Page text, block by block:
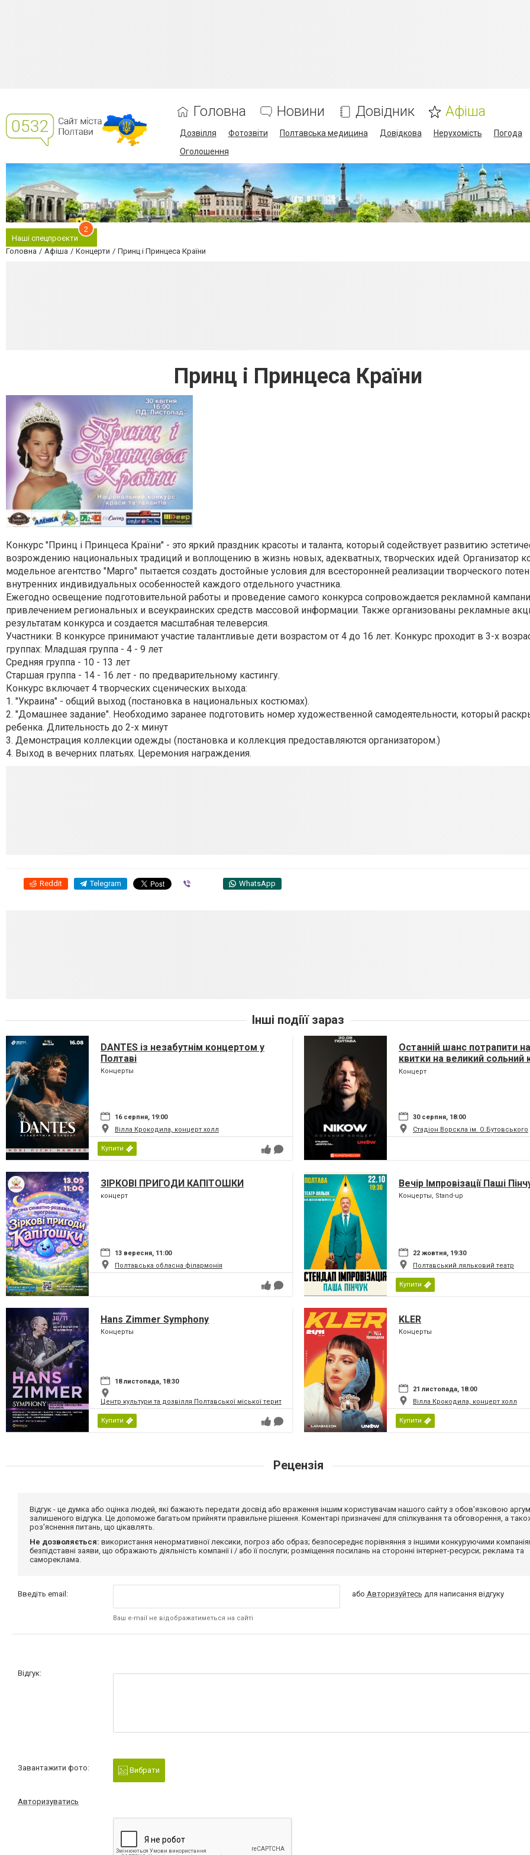
Головна Новини Довідник Афіша
Дозвілля Фотозвіти Полтавська медицина Довідкова Нерухомість Погода
Оголошення
Наші спецпроєкти
2
Головна Афіша Концерти Принц і Принцеса Країни
Принц і Принцеса Країни
Конкурс "Принц і Принцеса Країни" - это яркий праздник красоты и таланта, который содействует развитию
возрождению национальных традиций и воплощению в жизнь новых, адекватных, творческих идей. Организатор
модельное агентство "Марго" пытается создать достойные условия для всесторонней реализации творческого
внутренних индивидуальных особенностей каждого отдельного участника.
Ежегодно освещение подготовительной работы и проведение самого конкурса сопровождается рекламной
привлечением региональных и всеукраинских средств массовой информации. Также организованы рекламные
результатам конкурса и создается масштабная телеверсия.
Участники: В конкурсе принимают участие талантливые дети возрастом от 4 до 16 лет. Конкурс проходит в 3-х
группах: Младшая группа - 4 - 9 лет
Средняя группа - 10 - 13 лет
Старшая группа - 14 - 16 лет - по предварительному кастингу.
Конкурс включает 4 творческих сценических выхода:
1. "Украина" - общий выход (постановка в национальных костюмах).
2. "Домашнее задание". Необходимо заранее подготовить номер художественной самодеятельности, который
ребенка. Длительность до 2-х минут
3. Демонстрация коллекции одежды (постановка и коллекция предоставляются организатором.)
4. Выход в вечерних платьях. Церемония награждения.
Reddit Telegram WhatsApp
Інші подіїї зараз
DANTES із незабутнім концертом у
Полтаві
Концерты
16 серпня, 19:00
Вілла Крокодила, концерт холл
Купити
Останній шанс потрапити
квитки на великий сольний
Nikow у Полтаві стрімко
Концерт
30 серпня, 18:00
Стадіон Ворскла ім. О.Бутовського
ЗІРКОВІ ПРИГОДИ КАПІТОШКИ
концерт
13 вересня, 11:00
Полтавська обласна філармонія
Вечір Імпровізації Паші
Концерты, Stand-up
22 жовтня, 19:30
Полтавський ляльковий театр
Купити
Hans Zimmer Symphony
Концерты
18 листопада, 18:30
Центр культури та дозвілля Полтавської міської територіальної громади
Купити
KLER
Концерты
21 листопада, 18:00
Вілла Крокодила, концерт холл
Купити
Рецензія
Відгук - це думка або оцінка людей, які бажають передати досвід або враження іншим користувачам нашого сайту з обов'язковою
залишеного відгука. Це допоможе багатьом прийняти правильне рішення. Коментарі призначені для спілкування та обговорення, а
роз'яснення питань, що цікавлять.
Не дозволяється: використання ненормативної лексики, погроз або образ; безпосереднє порівняння з іншими конкуруючими
безпідставні заяви, що ображають діяльність компанії і / або її послуги; розміщення посилань на сторонні інтернет-ресурси; реклама та
самореклама.
Введіть email:
Ваш e-mail не відображатиметься на сайті
або Авторизуйтесь для написання відгуку
Відгук:
Завантажити фото: Вибрати
Авторизуватись